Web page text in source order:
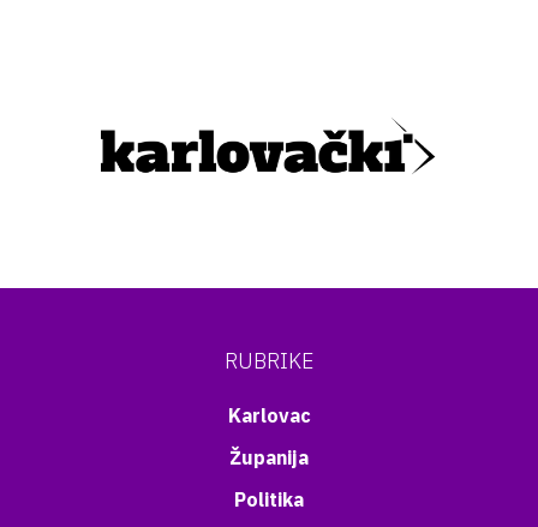
RUBRIKE
Karlovac
Županija
Politika